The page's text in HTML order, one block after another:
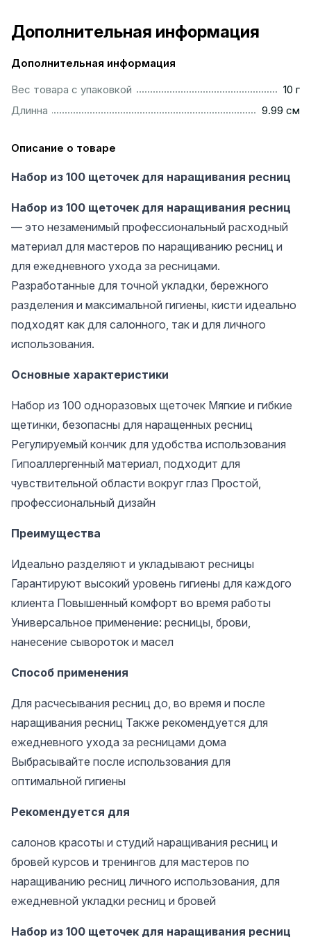
Дополнительная информация
Дополнительная информация
Вес товара с упаковкой
10 г
Длинна
9.99 см
Описание о товаре
Набор из 100 щеточек для наращивания ресниц
Набор из 100 щеточек для наращивания ресниц
— это незаменимый профессиональный расходный
материал для мастеров по наращиванию ресниц и
для ежедневного ухода за ресницами.
Разработанные для точной укладки, бережного
разделения и максимальной гигиены, кисти идеально
подходят как для салонного, так и для личного
использования.
Основные характеристики
Набор из 100 одноразовых щеточек Мягкие и гибкие
щетинки, безопасны для наращенных ресниц
Регулируемый кончик для удобства использования
Гипоаллергенный материал, подходит для
чувствительной области вокруг глаз Простой,
профессиональный дизайн
Преимущества
Идеально разделяют и укладывают ресницы
Гарантируют высокий уровень гигиены для каждого
клиента Повышенный комфорт во время работы
Универсальное применение: ресницы, брови,
нанесение сывороток и масел
Способ применения
Для расчесывания ресниц до, во время и после
наращивания ресниц Также рекомендуется для
ежедневного ухода за ресницами дома
Выбрасывайте после использования для
оптимальной гигиены
Рекомендуется для
салонов красоты и студий наращивания ресниц и
бровей курсов и тренингов для мастеров по
наращиванию ресниц личного использования, для
ежедневной укладки ресниц и бровей
Набор из 100 щеточек для наращивания ресниц